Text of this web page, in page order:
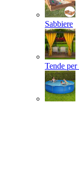
Sabbiere
Tende